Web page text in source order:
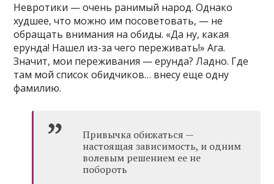
Невротики — очень ранимый народ. Однако
худшее, что можно им посоветовать, — не
обращать внимания на обиды. «Да ну, какая
ерунда! Нашел из-за чего переживать!» Ага.
Значит, мои переживания — ерунда? Ладно. Где
там мой список обидчиков… внесу еще одну
фамилию.
Привычка обижаться —
настоящая зависимость, и одним
волевым решением ее не
побороть